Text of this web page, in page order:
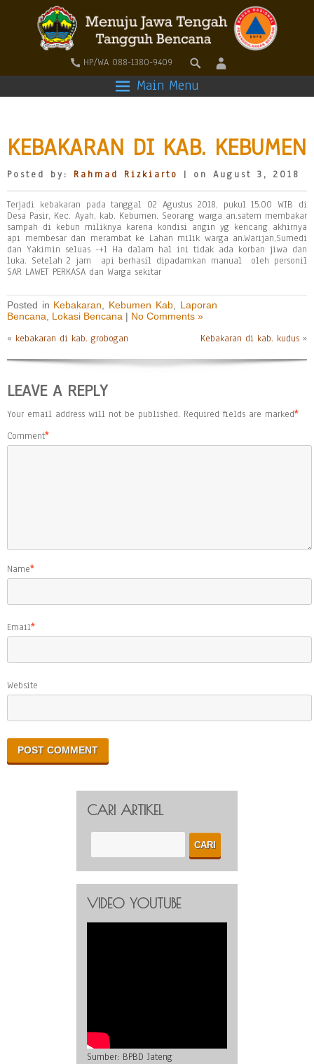
HP/WA 088-1380-9409
Main Menu
KEBAKARAN DI KAB. KEBUMEN
Posted by: Rahmad Rizkiarto | on August 3, 2018
Terjadi kebakaran pada tanggal 02 Agustus 2018, pukul 15.00 WIB di
Desa Pasir, Kec. Ayah, kab. Kebumen. Seorang warga an.satem membakar
sampah di kebun miliknya karena kondisi angin yg kencang akhirnya
api membesar dan merambat ke Lahan milik warga an.Warijan,Sumedi
dan Yakimin seluas -+1 Ha dalam hal ini tidak ada korban jiwa dan
luka. Setelah 2 jam api berhasil dipadamkan manual oleh personil
SAR LAWET PERKASA dan Warga sekitar
Posted in Kebakaran Kebumen Kab, Laporan
Bencana
Lokasi Bencana | No Comments »
« kebakaran di kab. grobogan Kebakaran di kab. kudus »
LEAVE A REPLY
Your email address will not be published. Required fields are marked*
Comment*
Name*
Email*
Website
CARI ARTIKEL
VIDEO YOUTUBE
Sumber: BPBD Jateng